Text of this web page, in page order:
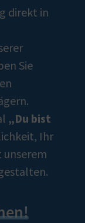
direkt in
Sie
„Du bist
Ihr